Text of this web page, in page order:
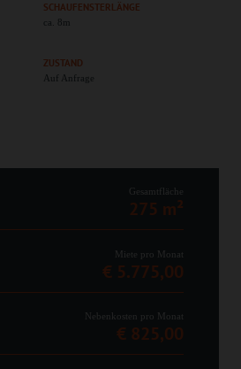
SCHAUFENSTERLÄNGE
ca. 8m
ZUSTAND
Auf Anfrage
Gesamtfläche
275 m²
Miete pro Monat
€ 5.775,00
Nebenkosten pro Monat
€ 825,00